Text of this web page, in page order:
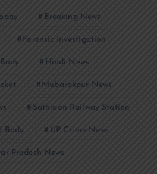
Breaking News
Forensic Investigation
Hindi News
Mubarakpur News
Sathiaon Railway Station
Body UP Crime News
Pradesh News